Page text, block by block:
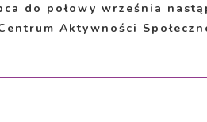
do połowy września
Aktywności